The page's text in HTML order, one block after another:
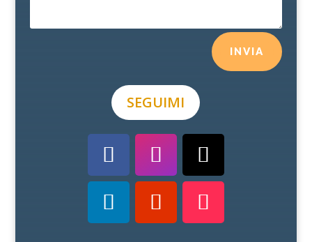
INVIA
SEGUIMI